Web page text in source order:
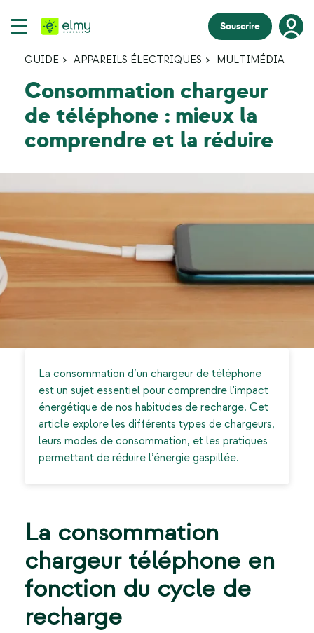
Souscrire
GUIDE APPAREILS ÉLECTRIQUES MULTIMÉDIA
Consommation chargeur
de téléphone : mieux la
comprendre et la réduire
La consommation d’un chargeur de téléphone
est un sujet essentiel pour comprendre l'impact
énergétique de nos habitudes de recharge. Cet
article explore les différents types de chargeurs,
leurs modes de consommation, et les pratiques
permettant de réduire l’énergie gaspillée.
La consommation
chargeur téléphone en
fonction du cycle de
recharge